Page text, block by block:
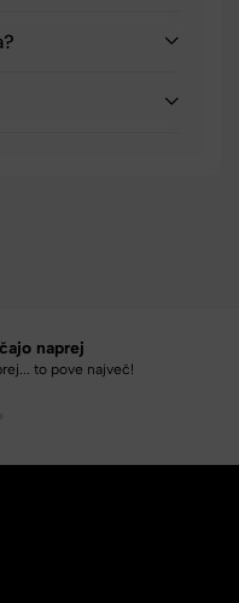
naprej
to pove največ!